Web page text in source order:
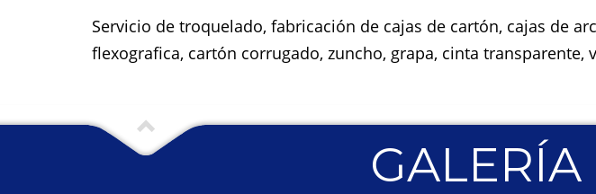
Servicio de troquelado, fabricación de cajas de cartón, cajas de
flexografica, cartón corrugado, zuncho, grapa, cinta transparente,
GALERÍA